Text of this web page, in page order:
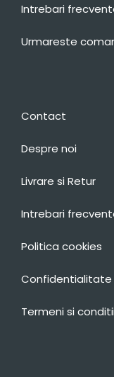
Intrebari
Urmareste
Contact
Despre noi
Livrare si Retur
Intrebari
Politica cookies
Confidentialitate
Termeni si conditii